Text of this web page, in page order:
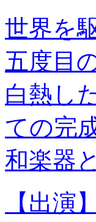
世界を
五度目
白熱し
ての完
和楽器
【出演】